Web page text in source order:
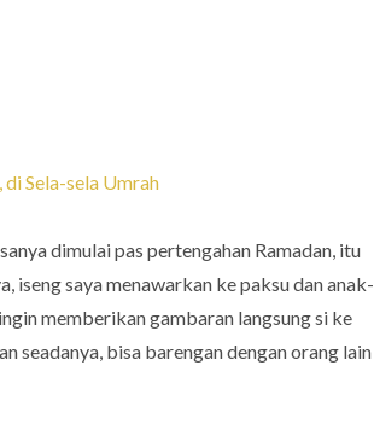
Sela-sela Umrah
dimulai pas pertengahan Ramadan, itu
iseng saya menawarkan ke paksu dan anak-
memberikan gambaran langsung si ke
seadanya, bisa barengan dengan orang lain